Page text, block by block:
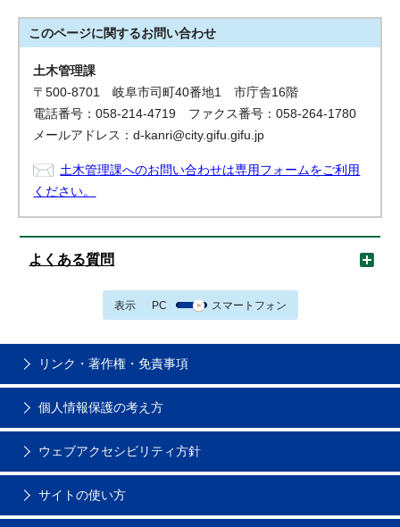
このページに関するお問い合わせ
土木管理課
〒500-8701 岐阜市司町40番地1 市庁舎16階
電話番号：058-214-4719 ファクス番号：058-264-1780
メールアドレス：d-kanri@city.gifu.gifu.jp
土木管理課へのお問い合わせは専用フォームをご利用
ください。
よくある質問
表示 PC スマートフォン
リンク・著作権・免責事項
個人情報保護の考え方
ウェブアクセシビリティ方針
サイトの使い方